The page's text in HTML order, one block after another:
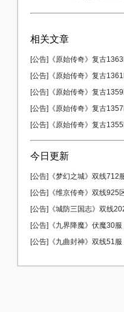
相关文章
[公告]《原始传奇》复古
[公告]《原始传奇》复古
[公告]《原始传奇》复古
[公告]《原始传奇》复古
[公告]《原始传奇》复古
今日更新
[公告]《梦幻之城》双线712
[公告]《维京传奇》双线925
[公告]《城防三国志》双线
[公告]《九界降魔》伏魔30
[公告]《九曲封神》双线51